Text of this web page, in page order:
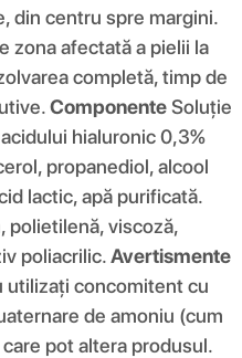
din centru spre margini.
zona afectată a pielii la
completă, timp de
ComponenteSoluție
hialuronic 0,3%
propanediol, alcool
lactic, apă purificată.
polietilenă, viscoză,
poliacrilic.Avertismente
utilizați concomitent cu
de amoniu (cum
pot altera produsul.